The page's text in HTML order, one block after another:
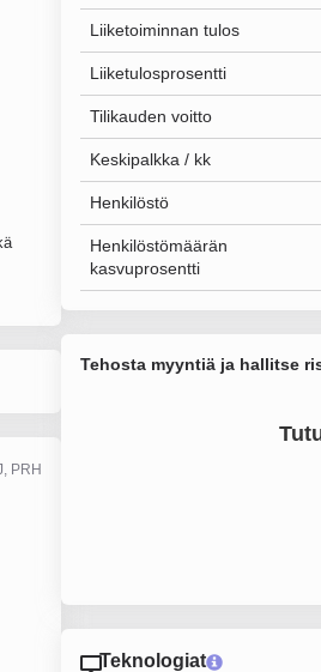
PRH
Liiketoiminnan tulos
Liiketulosprosentti
Tilikauden voitto
Keskipalkka / kk
Henkilöstö
Henkilöstömäärän
kasvuprosentti
Tehosta myyntiä ja hallitse
Teknologiat